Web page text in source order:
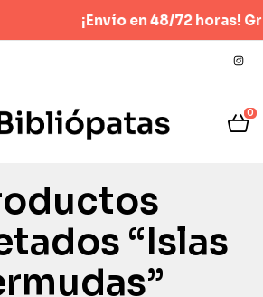
¡Envío en 48/72 horas!
0
“islas